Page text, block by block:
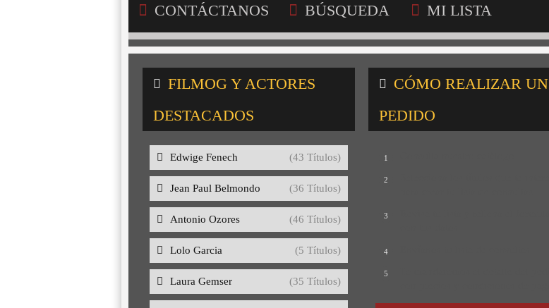
CONTÁCTANOS BÚSQUEDA MI LISTA
FILMOG Y ACTORES
DESTACADOS
Edwige Fenech (43 Títulos)
Jean Paul Belmondo (36 Títulos)
Antonio Ozores (46 Títulos)
Lolo Garcia (5 Títulos)
Laura Gemser (35 Títulos)
CÓMO REALIZAR UN
PEDIDO
1
2
3
4
5